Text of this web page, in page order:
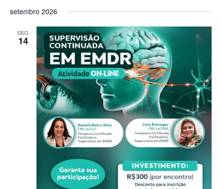
setembro 2026
SEG
14